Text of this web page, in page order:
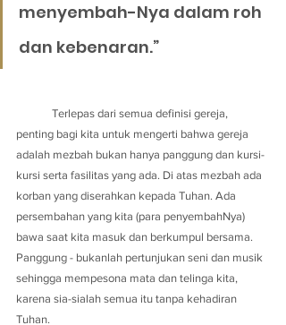
menyembah-Nya dalam roh
dan kebenaran.”
penting bagi kita untuk mengerti bahwa gereja
adalah mezbah bukan hanya panggung dan kursi-
kursi serta fasilitas yang ada. Di atas mezbah ada
korban yang diserahkan kepada Tuhan. Ada
persembahan yang kita (para penyembahNya)
bawa saat kita masuk dan berkumpul bersama.
Panggung - bukanlah pertunjukan seni dan musik
sehingga mempesona mata dan telinga kita,
karena sia-sialah semua itu tanpa kehadiran
Tuhan.